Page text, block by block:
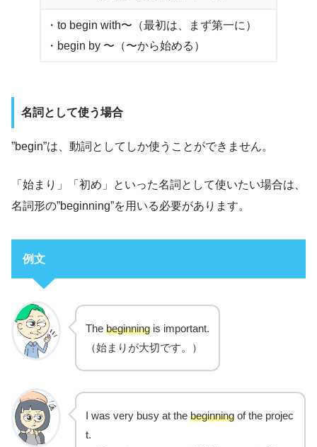
・to begin with〜（最初は、まず第一に）
・begin by 〜（〜から始める）
名詞として使う場合
”begin”は、動詞としてしか使うことができません。
「始まり」「初め」といった名詞として使いたい場合は、
名詞形の”beginning”を用いる必要があります。
例文
The beginning is important.
（始まりが大切です。）
I was very busy at the beginning of the projec
t.